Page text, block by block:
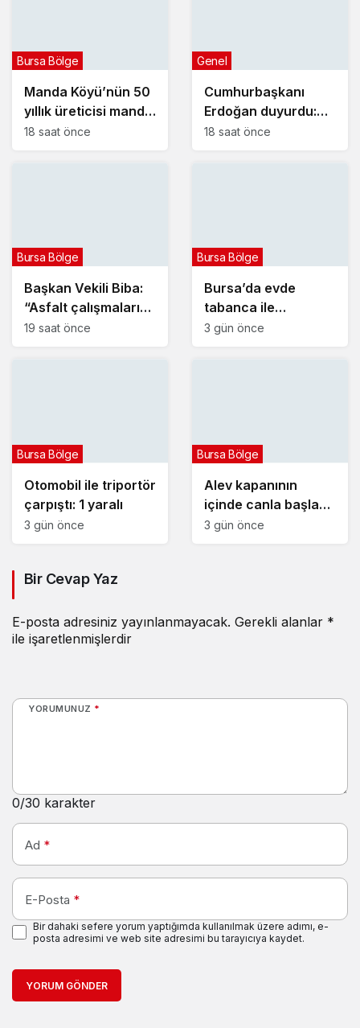
Manda Köyü’nün 50
yıllık üreticisi manda
sucuğu ve
Bursa Bölge
18 saat önce
Cumhurbaşkanı
Erdoğan duyurdu:
Kiralık sosyal konut
Genel
18 saat önce
Başkan Vekili Biba:
“Asfalt çalışmalarını
12 kat artırdık”
Bursa Bölge
19 saat önce
Bursa’da evde
tabanca ile
vurulmuş halde ölü
Bursa Bölge
3 gün önce
Otomobil ile triportör
çarpıştı: 1 yaralı
Bursa Bölge
3 gün önce
Alev kapanının
içinde canla başla
mücadele ettiler:
Bursa Bölge
3 gün önce
Bir Cevap Yaz
E-posta adresiniz yayınlanmayacak. Gerekli alanlar *
ile işaretlenmişlerdir
YORUMUNUZ *
0/30 karakter
Ad *
E-Posta *
Bir dahaki sefere yorum yaptığımda kullanılmak üzere adımı, e-
posta adresimi ve web site adresimi bu tarayıcıya kaydet.
YORUM GÖNDER